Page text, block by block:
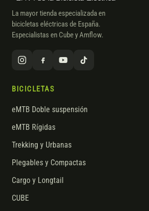
La mayor tienda especializada en
bicicletas eléctricas de España.
Especialistas en Cube y Amflow.
BICICLETAS
eMTB Doble suspensión
eMTB Rígidas
Trekking y Urbanas
Plegables y Compactas
Cargo y Longtail
CUBE